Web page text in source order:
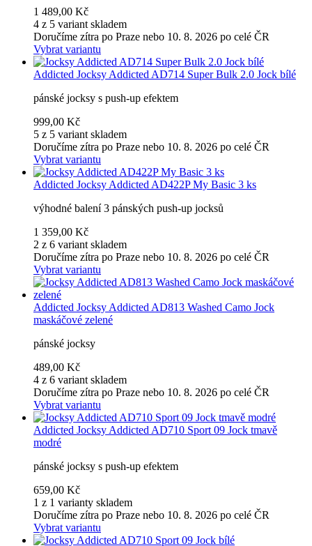
1 489,00 Kč
4 z 5 variant skladem
Doručíme zítra po Praze nebo 10. 8. 2026 po celé ČR
Vybrat variantu
Addicted Jocksy Addicted AD714 Super Bulk 2.0 Jock bílé
pánské jocksy s push-up efektem
999,00 Kč
5 z 5 variant skladem
Doručíme zítra po Praze nebo 10. 8. 2026 po celé ČR
Vybrat variantu
Addicted Jocksy Addicted AD422P My Basic 3 ks
výhodné balení 3 pánských push-up jocksů
1 359,00 Kč
2 z 6 variant skladem
Doručíme zítra po Praze nebo 10. 8. 2026 po celé ČR
Vybrat variantu
Addicted Jocksy Addicted AD813 Washed Camo Jock
maskáčové zelené
pánské jocksy
489,00 Kč
4 z 6 variant skladem
Doručíme zítra po Praze nebo 10. 8. 2026 po celé ČR
Vybrat variantu
Addicted Jocksy Addicted AD710 Sport 09 Jock tmavě
modré
pánské jocksy s push-up efektem
659,00 Kč
1 z 1 varianty skladem
Doručíme zítra po Praze nebo 10. 8. 2026 po celé ČR
Vybrat variantu